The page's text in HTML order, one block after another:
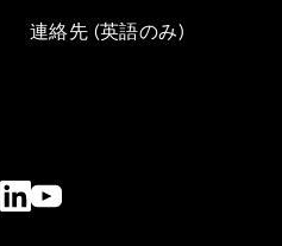
連絡先 (英語のみ)